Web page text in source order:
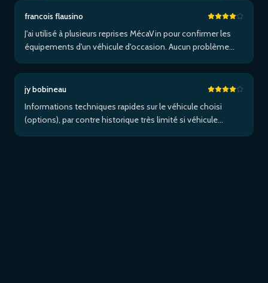
francois flausino
J'ai utilisé à plusieurs reprises MécaVin pour confirmer les
équipements d'un véhicule d'occasion. Aucun problème
ensuite pour Jaguar XF (pas de données) puis un I-Pace via
Apple …Plus
jy bobineau
Informations techniques rapides sur le véhicule choisi
(options), par contre historique très limité si véhicule